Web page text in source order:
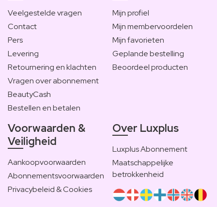
Veelgestelde vragen
Contact
Pers
Levering
Retournering en klachten
Vragen over abonnement
BeautyCash
Bestellen en betalen
Mijn profiel
Mijn membervoordelen
Mijn favorieten
Geplande bestelling
Beoordeel producten
Voorwaarden &
Veiligheid
Aankoopvoorwaarden
Abonnementsvoorwaarden
Privacybeleid & Cookies
Over Luxplus
Luxplus Abonnement
Maatschappelijke
betrokkenheid